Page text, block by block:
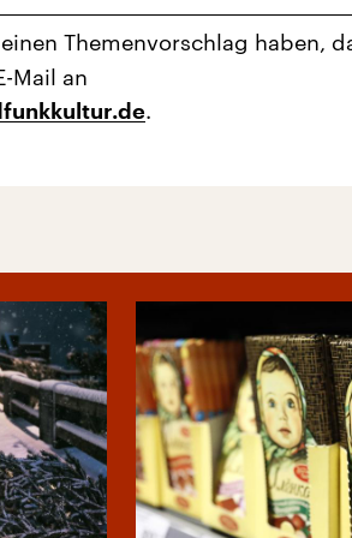
Themenvorschlag haben,
Mail an
.